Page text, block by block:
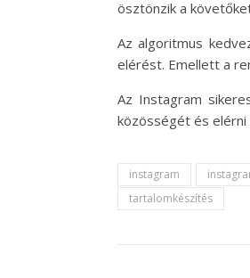
ösztönzik a
Az algoritmus
elérést. Emellett a
Az Instagram
közösségét és elérni
instagram
tartalomkészítés